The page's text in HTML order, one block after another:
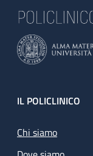
Footer
IL POLICLINICO
Chi siamo